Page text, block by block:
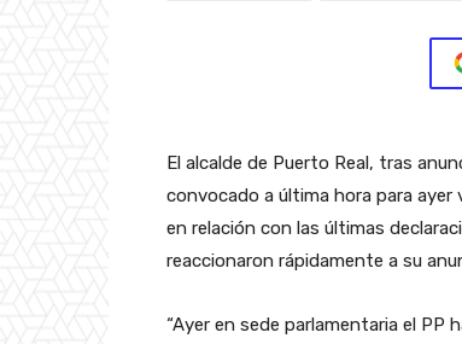
El alcalde de Puerto Real, tras
convocado a última hora para ayer
en relación con las últimas
reaccionaron rápidamente a su
“Ayer en sede parlamentaria el PP